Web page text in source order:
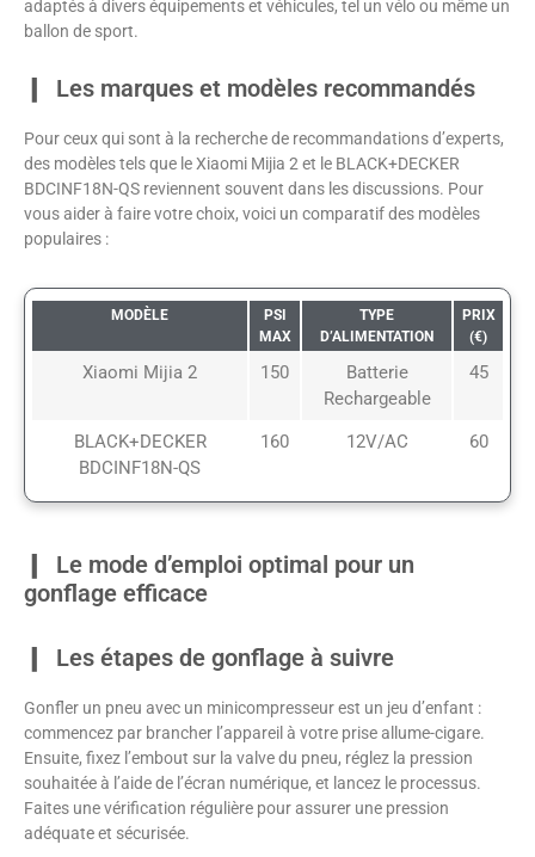
adaptés à divers équipements et véhicules, tel un vélo ou même un
ballon de sport.
Les marques et modèles recommandés
Pour ceux qui sont à la recherche de recommandations d’experts,
des modèles tels que le Xiaomi Mijia 2 et le BLACK+DECKER
BDCINF18N-QS reviennent souvent dans les discussions. Pour
vous aider à faire votre choix, voici un comparatif des modèles
populaires :
MODÈLE
PSI
MAX
TYPE
D’ALIMENTATION
PRIX
(€)
Xiaomi Mijia 2 150
Batterie
Rechargeable
45
BLACK+DECKER
BDCINF18N-QS
160 12V/AC 60
Le mode d’emploi optimal pour un
gonflage efficace
Les étapes de gonflage à suivre
Gonfler un pneu avec un minicompresseur est un jeu d’enfant :
commencez par brancher l’appareil à votre prise allume-cigare.
Ensuite, fixez l’embout sur la valve du pneu, réglez la pression
souhaitée à l’aide de l’écran numérique, et lancez le processus.
Faites une vérification régulière pour assurer une pression
adéquate et sécurisée.